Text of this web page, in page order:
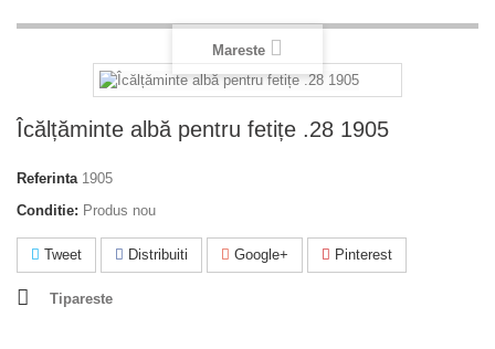
Mareste
Îcălțăminte albă pentru fetițe .28 1905
Referinta 1905
Conditie: Produs nou
Tweet Distribuiti Google+ Pinterest
Tipareste